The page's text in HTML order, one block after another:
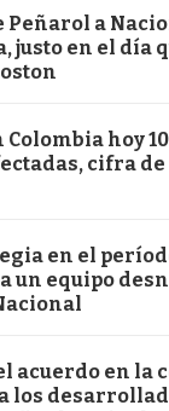
Peñarol a
justo en el día
hoy
cifra
en el
un equipo
acuerdo en la
los